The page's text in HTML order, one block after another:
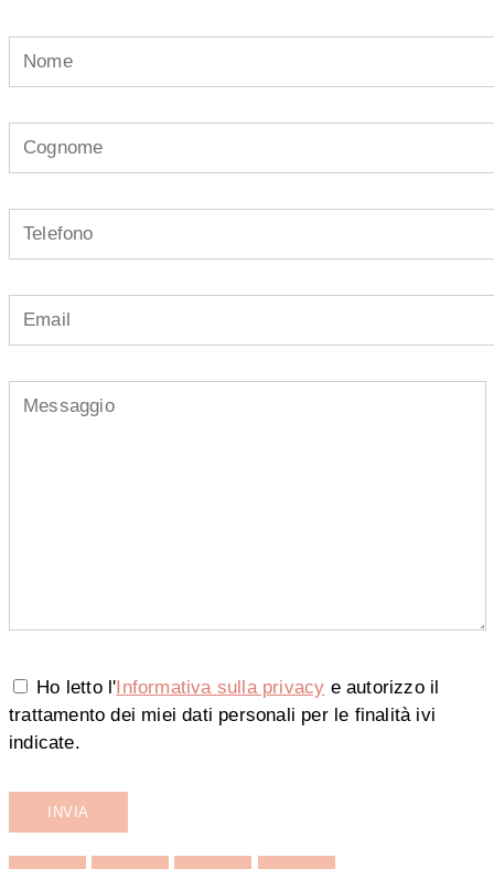
Ho letto l'Informativa sulla privacy e autorizzo il
trattamento dei miei dati personali per le finalità ivi
indicate.